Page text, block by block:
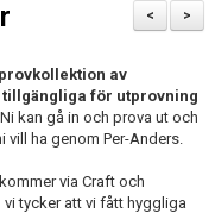
>
<
av
tillgängliga för utprovning
Ni kan gå in och prova ut och
vill ha genom Per-Anders.
via Craft och
tycker att vi fått hyggliga